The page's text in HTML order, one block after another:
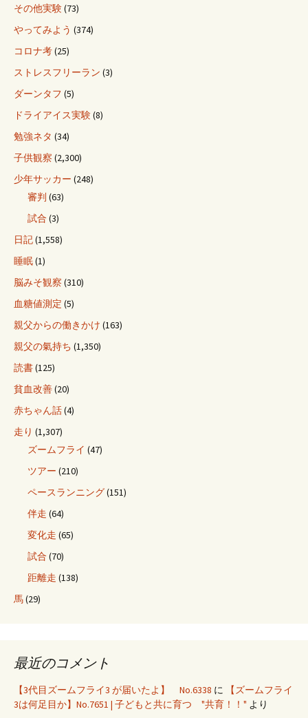
その他実験(73)
やってみよう (374)
コロナ考(25)
ストレスフリーラン (3)
ダーンタフ (5)
ドライアイス実験(8)
勉強ネタ (34)
子供観察 (2,300)
少年サッカー (248)
審判 (63)
試合 (3)
日記(1,558)
睡眠(1)
脳みそ観察 (310)
血糖値測定 (5)
親父からの働きかけ (163)
親父の氣持ち (1,350)
読書(125)
貧血改善(20)
赤ちゃん話(4)
走り (1,307)
ズームフライ (47)
ツアー (210)
ペースランニング(151)
伴走 (64)
変化走 (65)
試合 (70)
距離走 (138)
馬(29)
最近のコメント
【3代目ズームフライ3 が届いたよ】 No.6338 に
【ズームフライ
3は何足目か】No.7651 | 子どもと共に育つ "共育！！" より